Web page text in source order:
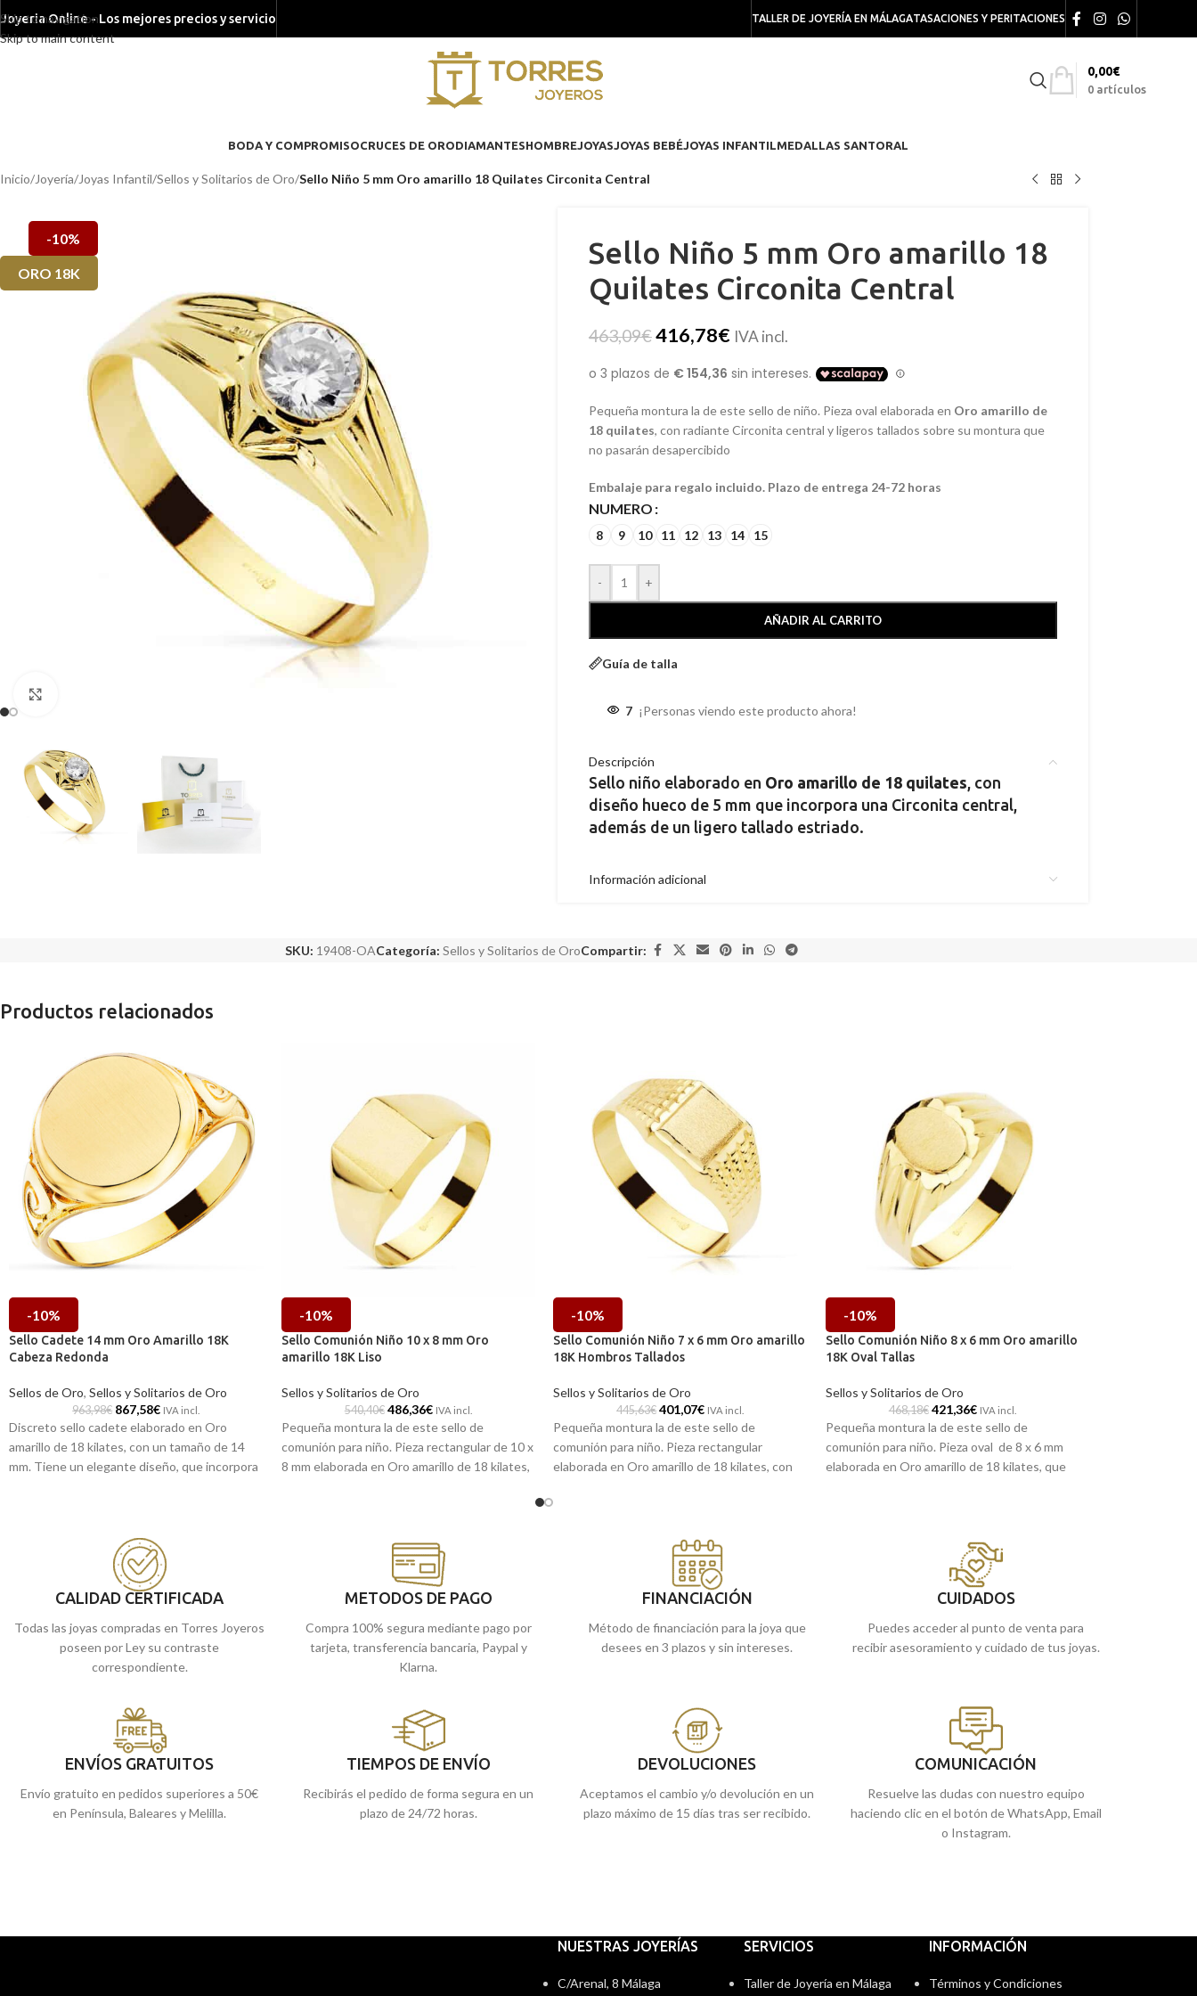
Skip to navigation
Skip to main content
Joyeria Online - Los mejores precios y servicio TALLER DE JOYERÍA EN MÁLAGATASACIONES Y PERITACIONES
0 artículos
0,00€
BODA Y COMPROMISOCRUCES DE ORODIAMANTESHOMBREJOYASJOYAS BEBÉJOYAS INFANTILMEDALLAS SANTORAL
Inicio/Joyería/Joyas Infantil/Sellos y Solitarios de Oro/Sello Niño 5 mm Oro amarillo 18 Quilates Circonita Central
-10%
ORO 18K
Sello Niño 5 mm Oro amarillo 18
Quilates Circonita Central
463,09€416,78€ IVA incl.
Pequeña montura la de este sello de niño. Pieza oval elaborada en Oro amarillo de
18 quilates, con radiante Circonita central y ligeros tallados sobre su montura que
no pasarán desapercibido
Embalaje para regalo incluido. Plazo de entrega 24-72 horas
NUMERO
8 9 10 11 12 13 14 15
- +
AÑADIR AL CARRITO
Guía de talla
7 ¡Personas viendo este producto ahora!
Descripción
Sello niño elaborado en Oro amarillo de 18 quilates, con
diseño hueco de 5 mm que incorpora una Circonita central,
además de un ligero tallado estriado.
Información adicional
SKU: 19408-OACategoría: Sellos y Solitarios de OroCompartir:
Productos relacionados
-10%
Sello Cadete 14 mm Oro Amarillo 18K
Cabeza Redonda
Sellos de Oro, Sellos y Solitarios de Oro
963,98€ 867,58€ IVA incl.
Discreto sello cadete elaborado en Oro
amarillo de 18 kilates, con un tamaño de 14
mm. Tiene un elegante diseño, que incorpora
Su tamaño hace que sea una pieza ideal para
lucir en cualquier ocasión o regalar en la
de Málaga. O si lo prefieres, puedes
encargarlo online y te lo enviamos a casa.
-10%
Sello Comunión Niño 10 x 8 mm Oro
amarillo 18K Liso
Sellos y Solitarios de Oro
540,40€ 486,36€ IVA incl.
Pequeña montura la de este sello de
comunión para niño. Pieza rectangular de 10 x
8 mm elaborada en Oro amarillo de 18 kilates,
comunión y que le durará toda la vida.
Puedes encontrarlo en nuestras tiendas
de Málaga, o si lo prefieres, puedes
-10%
Sello Comunión Niño 7 x 6 mm Oro amarillo
18K Hombros Tallados
Sellos y Solitarios de Oro
445,63€ 401,07€ IVA incl.
Pequeña montura la de este sello de
comunión para niño. Pieza rectangular
elaborada en Oro amarillo de 18 kilates, con
Puedes encontrarlo en nuestras tiendas
de Málaga. O si lo prefieres, puedes
encargarlo online y te lo enviamos a casa.
-10%
Sello Comunión Niño 8 x 6 mm Oro amarillo
18K Oval Tallas
Sellos y Solitarios de Oro
468,18€ 421,36€ IVA incl.
Pequeña montura la de este sello de
comunión para niño. Pieza oval de 8 x 6 mm
elaborada en Oro amarillo de 18 kilates, que
comunión y que le durará toda la vida.
Puedes encontrarlo en nuestras tiendas
de Málaga, o si lo prefieres, puedes
CALIDAD CERTIFICADA
Todas las joyas compradas en Torres Joyeros
poseen por Ley su contraste
correspondiente.
METODOS DE PAGO
Compra 100% segura mediante pago por
tarjeta, transferencia bancaria, Paypal y
Klarna.
FINANCIACIÓN
Método de financiación para la joya que
desees en 3 plazos y sin intereses.
CUIDADOS
Puedes acceder al punto de venta para
recibir asesoramiento y cuidado de tus joyas.
ENVÍOS GRATUITOS
Envío gratuito en pedidos superiores a 50€
en Península, Baleares y Melilla.
TIEMPOS DE ENVÍO
Recibirás el pedido de forma segura en un
plazo de 24/72 horas.
DEVOLUCIONES
Aceptamos el cambio y/o devolución en un
plazo máximo de 15 días tras ser recibido.
COMUNICACIÓN
Resuelve las dudas con nuestro equipo
haciendo clic en el botón de WhatsApp, Email
o Instagram.
NUESTRAS JOYERÍAS
C/Arenal, 8 Málaga
SERVICIOS
Taller de Joyería en Málaga
INFORMACIÓN
Términos y Condiciones